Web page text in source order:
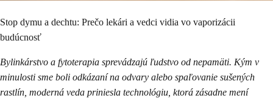
Stop dymu a dechtu: Prečo lekári a vedci vidia vo vaporizácii
budúcnosť
Bylinkárstvo a fytoterapia sprevádzajú ľudstvo od nepamäti. Kým v
minulosti sme boli odkázaní na odvary alebo spaľovanie sušených
rastlín, moderná veda priniesla technológiu, ktorá zásadne mení